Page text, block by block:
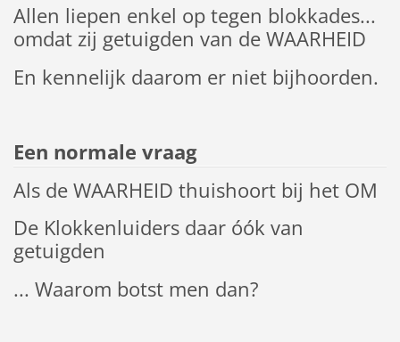
Allen liepen enkel op tegen blokkades...
omdat zij getuigden van de WAARHEID
En kennelijk daarom er niet bijhoorden.
Een normale vraag
Als de WAARHEID thuishoort bij het OM
De Klokkenluiders daar óók van
getuigden
... Waarom botst men dan?